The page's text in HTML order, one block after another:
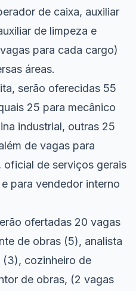
de caixa, auxiliar
de limpeza e
para cada cargo)
áreas.
serão oferecidas 55
25 para mecânico
industrial, outras 25
de vagas para
de serviços gerais
para vendedor interno
ofertadas 20 vagas
de obras (5), analista
cozinheiro de
de obras, (2 vagas